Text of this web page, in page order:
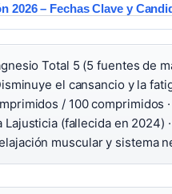
2026 – Fechas Clave y
Total 5 (5 fuentes de
el cansancio y la
/ 100 comprimidos ·
Lajusticia (fallecida en 2024) ·
muscular y sistema